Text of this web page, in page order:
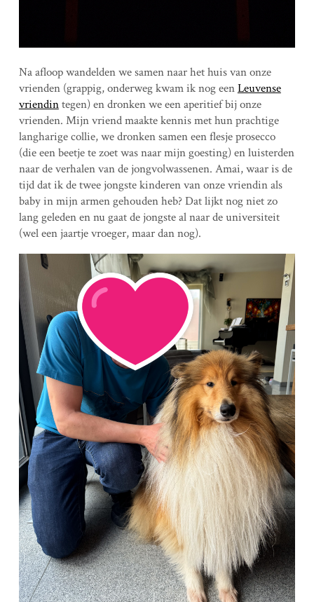
Na afloop wandelden we samen naar het huis van onze
vrienden (grappig, onderweg kwam ik nog eenLeuvense
vriendintegen) en dronken we een aperitief bij onze
vrienden. Mijn vriend maakte kennis met hun prachtige
langharige collie, we dronken samen een flesje prosecco
(die een beetje te zoet was naar mijn goesting) en luisterden
naar de verhalen van de jongvolwassenen. Amai, waar is de
tijd dat ik de twee jongste kinderen van onze vriendin als
baby in mijn armen gehouden heb? Dat lijkt nog niet zo
lang geleden en nu gaat de jongste al naar de universiteit
(wel een jaartje vroeger, maar dan nog).